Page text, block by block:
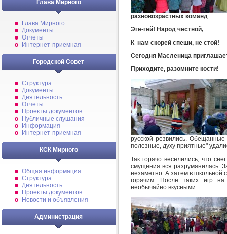
Глава Мирного
Глава Мирного
Документы
Отчеты
Интернет-приемная
Городской Совет
Структура
Документы
Деятельность
Отчеты
Проекты документов
Публичные слушания
Информация
Интернет-приемная
КСК Мирного
Общая информация
Структура
Деятельность
Проекты документов
Новости и объявления
Администрация
разновозрастных команд
Эге-гей! Народ честной,
К нам скорей спеши, не стой!
Сегодня Масленица
Приходите, разомните кости!
русской резвились.
полезные, духу приятные"
Так горячо веселились, что
смущения вся разрумянилась.
незаметно. А затем в школьной
горячим. После таких игр
необычайно вкусными.